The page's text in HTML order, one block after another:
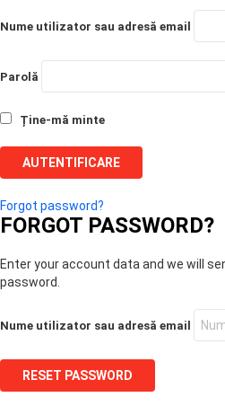
Nume utilizator sau adresă email
Parolă
Ține-mă minte
Forgot password?
FORGOT PASSWORD?
Enter your account data and we will
password.
Nume utilizator sau adresă email